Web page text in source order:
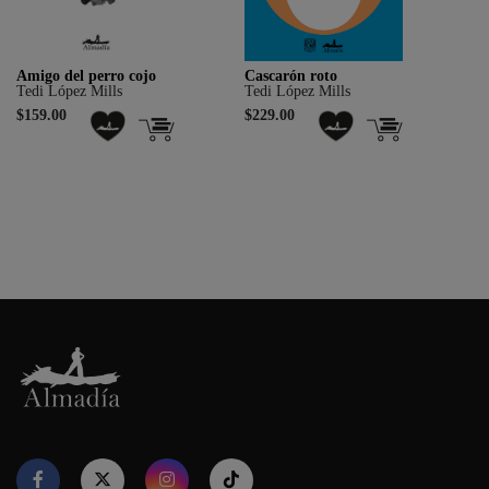
Amigo del perro cojo
Tedi López Mills
$159.00
Cascarón roto
Tedi López Mills
$229.00
Nuestro sitio web utiliza cookies para proporcionar su